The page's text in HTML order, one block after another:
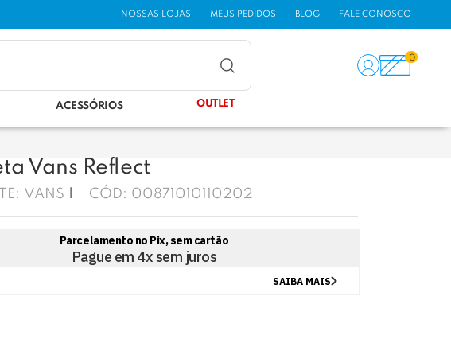
NOSSAS LOJAS MEUS PEDIDOS BLOG FALE CONOSCO
0
ACESSÓRIOS OUTLET
Vans Reflect
VANS CÓD: 00871010110202